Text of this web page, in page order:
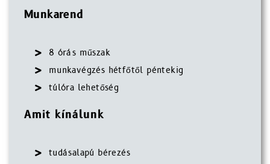
Munkarend
8 órás műszak
munkavégzés hétfőtől péntekig
túlóra lehetőség
Amit kínálunk
tudásalapú bérezés